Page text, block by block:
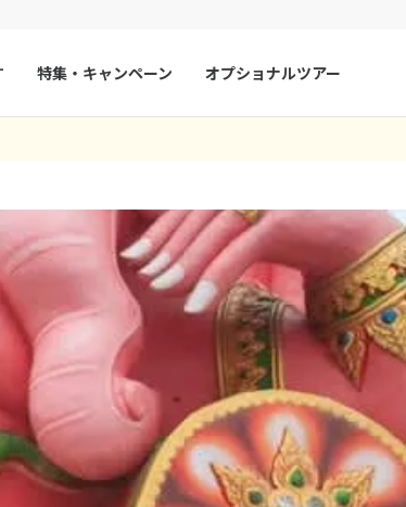
イギリス
アイルランド
オーストリア
ハンガリー
アイスランド
フィンランド
ノルウェー
エストニア
ギリシャ
クロアチア
ブルガリア
ルーマニア
ビナ セルビア フェロー諸島
特集・キャンペーン オプショナルツアー
まだ履歴がありません
まだ登録がありません